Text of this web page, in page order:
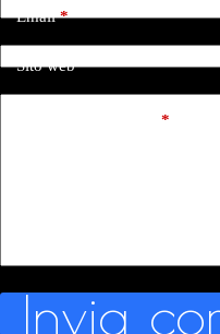
Email*
Sito web
*
Invia